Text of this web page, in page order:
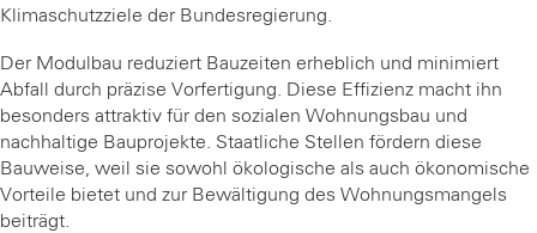
Klimaschutzziele der Bundesregierung.
Der Modulbau reduziert Bauzeiten erheblich und minimiert
Abfall durch präzise Vorfertigung. Diese Effizienz macht ihn
besonders attraktiv für den sozialen Wohnungsbau und
nachhaltige Bauprojekte. Staatliche Stellen fördern diese
Bauweise, weil sie sowohl ökologische als auch ökonomische
Vorteile bietet und zur Bewältigung des Wohnungsmangels
beiträgt.